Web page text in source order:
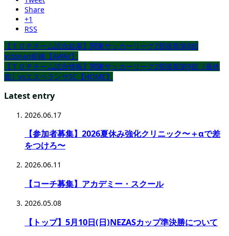
Share
+1
RSS
【ＴＯＰチーム試合結果】関東サッカーリーグ2部後期第8節
vstonan前橋【AWAY】
【ＴＯＰチーム試合情報】関東サッカーリーグ2部後期第9節（最終
節）vsエスペランサSC【HOME】
Latest entry
2026.06.17
【参加者募集】2026夏休み強化クリニック〜＋αで差
をつけろ〜
2026.06.11
【コーチ募集】アカデミー・スクール
2026.05.08
【トップ】5月10日(日)NEZASカップ準決勝について